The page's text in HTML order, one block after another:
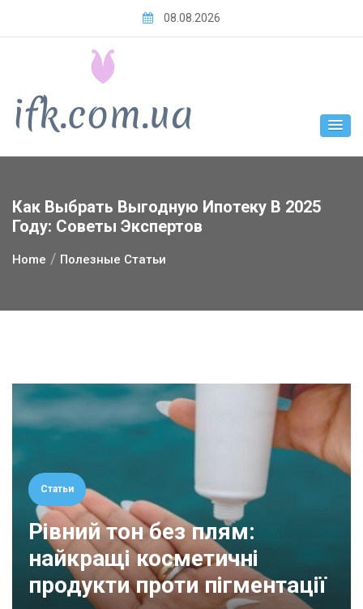
08.08.2026
Как Выбрать Выгодную Ипотеку В 2025
Году: Советы Экспертов
Home Полезные Статьи
Статьи
Рівний тон без плям:
найкращі косметичні
продукти проти пігментації